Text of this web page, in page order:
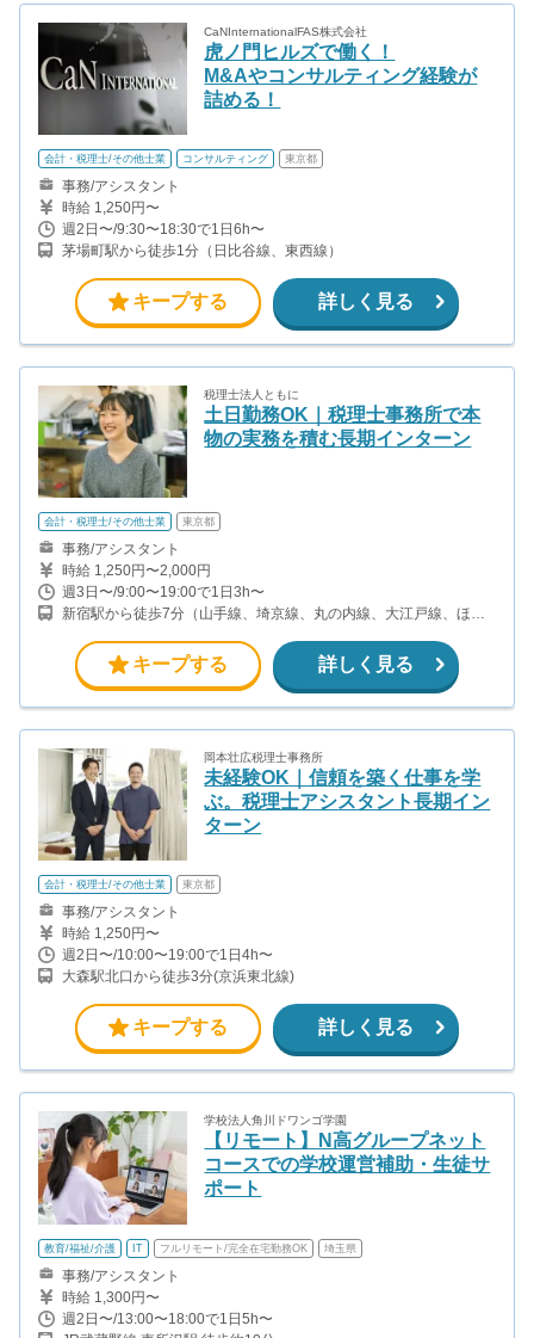
CaNInternationalFAS株式会社
虎ノ門ヒルズで働く！
M&Aやコンサルティング経験が
詰める！
会計・税理士/その他士業 コンサルティング 東京都
事務/アシスタント
時給 1,250円〜
週2日〜/9:30〜18:30で1日6h〜
茅場町駅から徒歩1分（日比谷線、東西線）
キープする 詳しく見る
税理士法人ともに
土日勤務OK｜税理士事務所で本
物の実務を積む長期インターン
会計・税理士/その他士業 東京都
事務/アシスタント
時給 1,250円〜2,000円
週3日〜/9:00〜19:00で1日3h〜
新宿駅から徒歩7分（山手線、埼京線、丸の内線、大江戸線、ほ
(西武新宿線)
キープする 詳しく見る
岡本壮広税理士事務所
未経験OK｜信頼を築く仕事を学
ぶ。税理士アシスタント長期イン
ターン
会計・税理士/その他士業 東京都
事務/アシスタント
時給 1,250円〜
週2日〜/10:00〜19:00で1日4h〜
大森駅北口から徒歩3分(京浜東北線)
キープする 詳しく見る
学校法人角川ドワンゴ学園
【リモート】N高グループネット
コースでの学校運営補助・生徒サ
ポート
教育/福祉/介護 IT フルリモート/完全在宅勤務OK 埼玉県
事務/アシスタント
時給 1,300円〜
週2日〜/13:00〜18:00で1日5h〜